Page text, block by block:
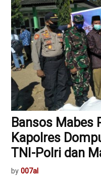
Bansos Mabes
Kapolres
TNI-Polri dan
by 007al